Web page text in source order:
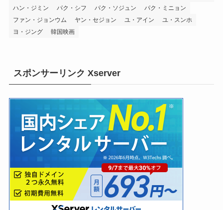
ハン・ジミン
パク・シフ パク・ソジュン
パク・ミニョン
ファン・ジョンウム
ヤン・セジョン ユ・アイン
ユ・スンホ
ヨ・ジング
韓国映画
スポンサーリンク Xserver